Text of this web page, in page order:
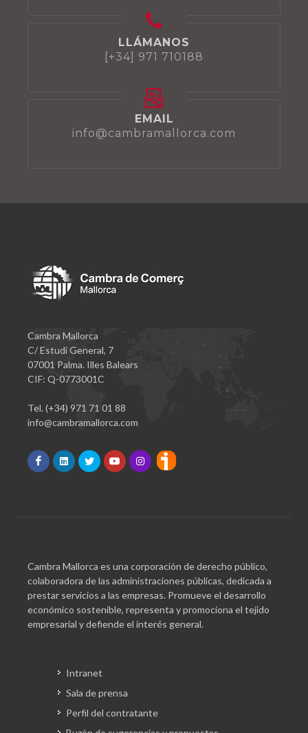
LLÁMANOS
[+34] 971 710188
EMAIL
info@cambramallorca.com
Cambra Mallorca
C/ Estudi General, 7
07001 Palma. Illes Balears
CIF: Q-0773001C
Tel. (+34) 971 71 01 88
info@cambramallorca.com
Cambra Mallorca es una corporación de derecho público,
colaboradora de las administraciones públicas, dedicada a
prestar servicios a las empresas. Promueve el desarrollo
económico sostenible, representa y promociona el tejido
empresarial y defiende el interés general.
Intranet
Sala de prensa
Perfil del contratante